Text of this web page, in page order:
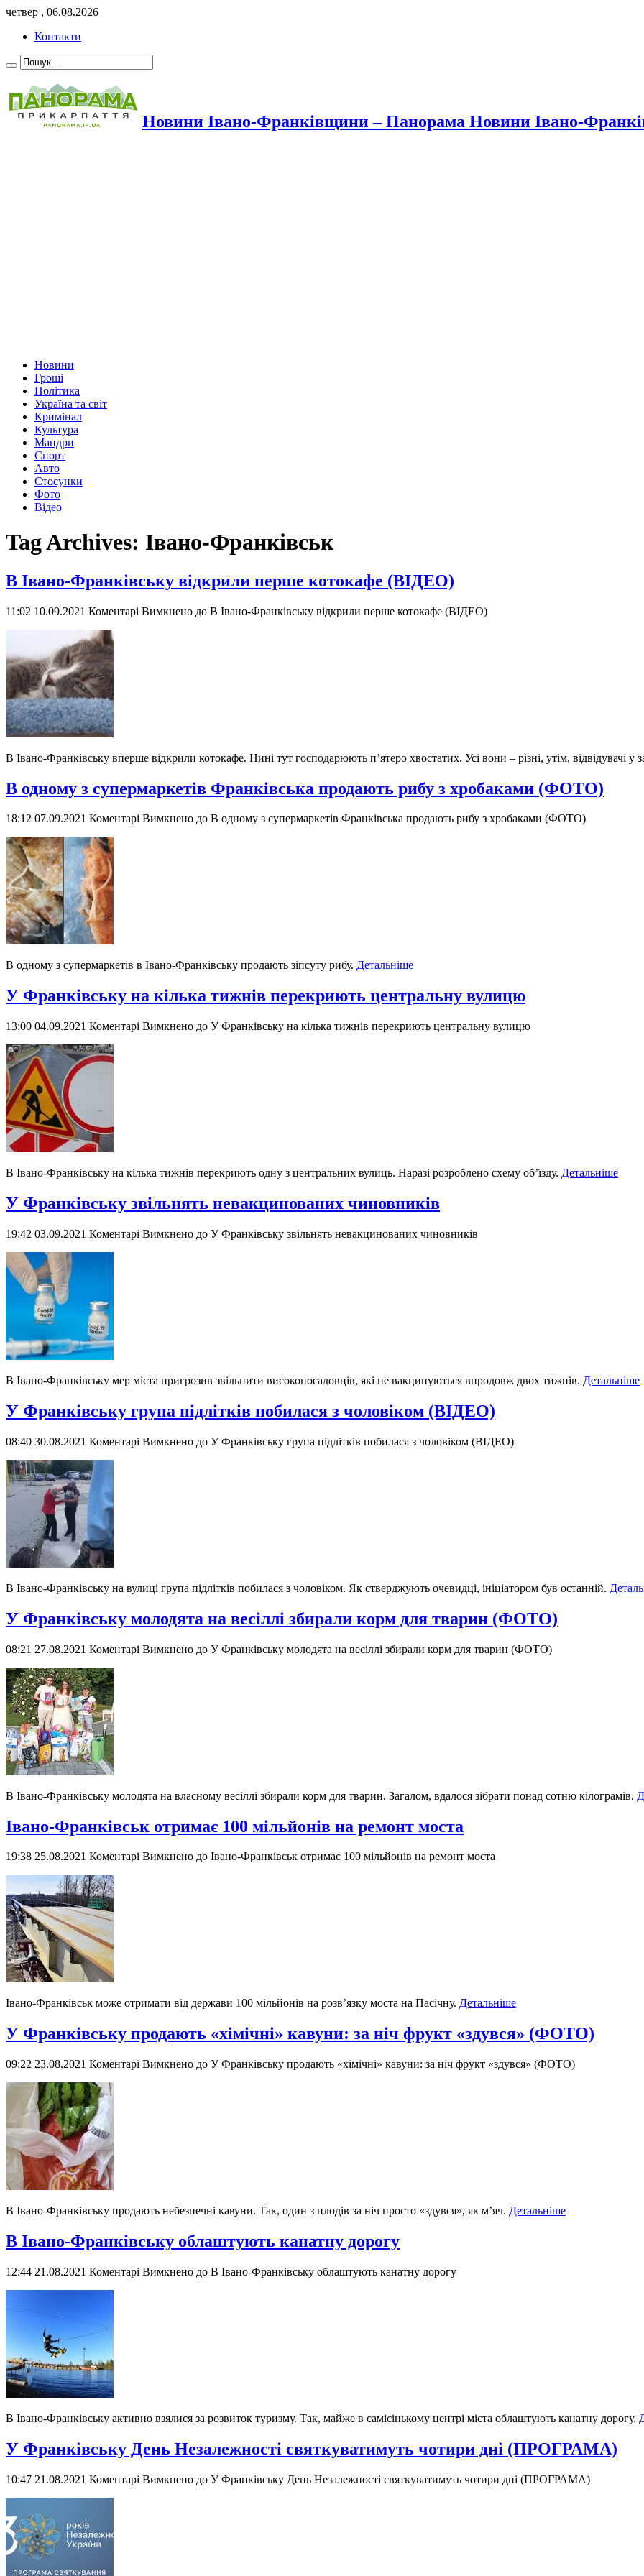
четвер , 06.08.2026
Контакти
Новини Івано-Франківщини – Панорама Новини Івано-
Новини
Гроші
Політика
Україна та світ
Кримінал
Культура
Мандри
Спорт
Авто
Стосунки
Фото
Відео
Tag Archives: Івано-Франківськ
В Івано-Франківську відкрили перше котокафе (ВІДЕО)
11:02 10.09.2021 Коментарі Вимкнено до В Івано-Франківську відкрили перше котокафе (ВІДЕО)
В Івано-Франківську вперше відкрили котокафе. Нині тут господарюють п’ятеро хвостатих. Усі вони – різні, утім, відвідувачі у
В одному з супермаркетів Франківська продають рибу з хробаками (ФОТО)
18:12 07.09.2021 Коментарі Вимкнено до В одному з супермаркетів Франківська продають рибу з хробаками (ФОТО)
В одному з супермаркетів в Івано-Франківську продають зіпсуту рибу. Детальніше
У Франківську на кілька тижнів перекриють центральну вулицю
13:00 04.09.2021 Коментарі Вимкнено до У Франківську на кілька тижнів перекриють центральну вулицю
В Івано-Франківську на кілька тижнів перекриють одну з центральних вулиць. Наразі розроблено схему об’їзду. Детальніше
У Франківську звільнять невакцинованих чиновників
19:42 03.09.2021 Коментарі Вимкнено до У Франківську звільнять невакцинованих чиновників
В Івано-Франківську мер міста пригрозив звільнити високопосадовців, які не вакцинуються впродовж двох тижнів. Детальніше
У Франківську група підлітків побилася з чоловіком (ВІДЕО)
08:40 30.08.2021 Коментарі Вимкнено до У Франківську група підлітків побилася з чоловіком (ВІДЕО)
В Івано-Франківську на вулиці група підлітків побилася з чоловіком. Як стверджують очевидці, ініціатором був останній.
У Франківську молодята на весіллі збирали корм для тварин (ФОТО)
08:21 27.08.2021 Коментарі Вимкнено до У Франківську молодята на весіллі збирали корм для тварин (ФОТО)
В Івано-Франківську молодята на власному весіллі збирали корм для тварин. Загалом, вдалося зібрати понад сотню кілограмів.
Івано-Франківськ отримає 100 мільйонів на ремонт моста
19:38 25.08.2021 Коментарі Вимкнено до Івано-Франківськ отримає 100 мільйонів на ремонт моста
Івано-Франківськ може отримати від держави 100 мільйонів на розв’язку моста на Пасічну. Детальніше
У Франківську продають «хімічні» кавуни: за ніч фрукт «здувся» (ФОТО)
09:22 23.08.2021 Коментарі Вимкнено до У Франківську продають «хімічні» кавуни: за ніч фрукт «здувся» (ФОТО)
В Івано-Франківську продають небезпечні кавуни. Так, один з плодів за ніч просто «здувся», як м’яч. Детальніше
В Івано-Франківську облаштують канатну дорогу
12:44 21.08.2021 Коментарі Вимкнено до В Івано-Франківську облаштують канатну дорогу
В Івано-Франківську активно взялися за розвиток туризму. Так, майже в самісінькому центрі міста облаштують канатну дорогу.
У Франківську День Незалежності святкуватимуть чотири дні (ПРОГРАМА)
10:47 21.08.2021 Коментарі Вимкнено до У Франківську День Незалежності святкуватимуть чотири дні (ПРОГРАМА)